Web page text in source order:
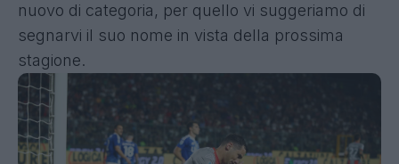
nuovo di categoria, per quello vi suggeriamo di
segnarvi il suo nome in vista della prossima
stagione.